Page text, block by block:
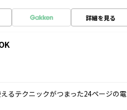
詳細を見る
るテクニックがつまった24ページの電